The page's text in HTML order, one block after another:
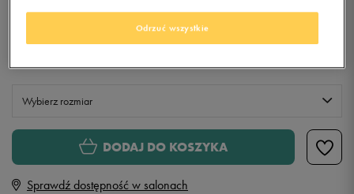
Wybierz rozmiar
S
DODAJ DO KOSZYKA
Sprawdź dostępność w salonach
Odrzuć wszystkie